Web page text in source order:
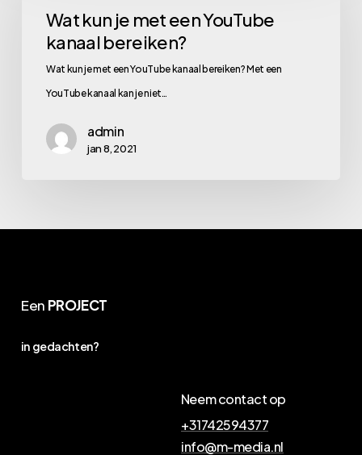
YouTube
bereiken?
Wat kun je met een YouTube
kanaal bereiken?
Wat kun je met een YouTube kanaal bereiken? Met een
YouTube kanaal kan je niet…
admin
jan 8, 2021
Een PROJECT
in gedachten?
Neem contact op
+31742594377
info@m-media.nl